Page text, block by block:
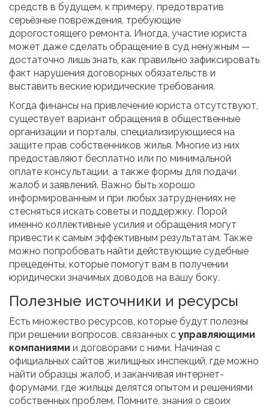
средств в будущем, к примеру, предотвратив
серьёзные повреждения, требующие
дорогостоящего ремонта. Иногда, участие юриста
может даже сделать обращение в суд ненужным —
достаточно лишь знать, как правильно зафиксировать
факт нарушения договорных обязательств и
выставить веские юридические требования.
Когда финансы на привлечение юриста отсутствуют,
существует вариант обращения в общественные
организации и порталы, специализирующиеся на
защите прав собственников жилья. Многие из них
предоставляют бесплатно или по минимальной
оплате консультации, а также формы для подачи
жалоб и заявлений. Важно быть хорошо
информированным и при любых затруднениях не
стесняться искать советы и поддержку. Порой
именно коллективные усилия и обращения могут
привести к самым эффективным результатам. Также
можно попробовать найти действующие судебные
прецеденты, которые помогут вам в получении
юридически значимых доводов на вашу боку.
Полезные источники и ресурсы
Есть множество ресурсов, которые будут полезны
при решении вопросов, связанных с управляющими
компаниями и договорами с ними. Начиная с
официальных сайтов жилищных инспекций, где можно
найти образцы жалоб, и заканчивая интернет-
форумами, где жильцы делятся опытом и решениями
собственных проблем. Помните, знания о своих